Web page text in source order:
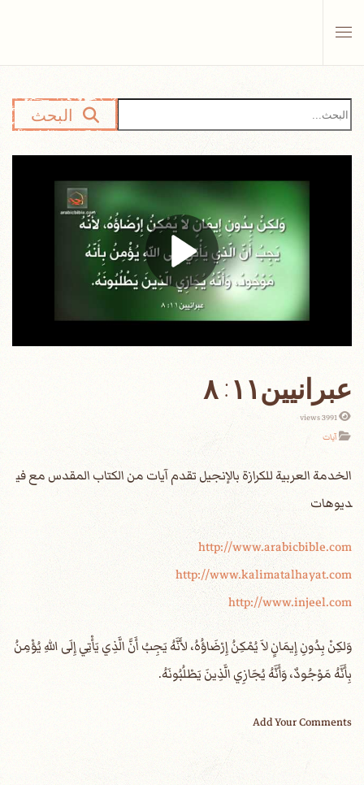
البحث
عبرانيين١١: ٨
3991 views
آيات
الخدمة العربية للكرازة بالإنجيل تقدم آيات من الكتاب المقدس مع في
ديوهات
http://www.arabicbible.com
http://www.kalimatalhayat.com
http://www.injeel.com
‎وَلكِنْ بِدُونِ إِيمَانٍ لاَ يُمْكِنُ إِرْضَاؤُهُ، لأَنَّهُ يَجِبُ أَنَّ الَّذِي يَأْتِي إِلَى اللهِ يُؤْمِنُ
بِأَنَّهُ مَوْجُودٌ، وَأَنَّهُ يُجَازِي الَّذِينَ يَطْلُبُونَهُ.
Add Your Comments